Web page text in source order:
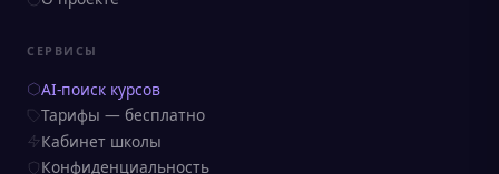
СЕРВИСЫ
AI-поиск курсов
Тарифы — бесплатно
Кабинет школы
Конфиденциальность